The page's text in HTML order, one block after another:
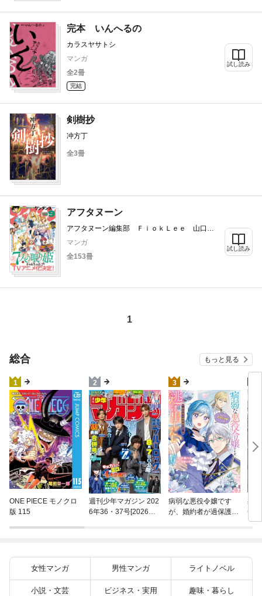
完本 いんへるの
カラスヤサトシ
マンガ
全2冊
完結
試し読み
剣樹抄
冲方丁
全3冊
アフタヌーン
アフタヌーン編集部 ＦｉｏｋＬｅｅ 山口つ
ばさ 城戸志保 ヨシダ。 陶延リュウ 石川
島康介 やながわけんじ 百瀬祐一郎 星河シ
安藤正基 太田ごう カラスヤサトシ
マンガ
全153冊
試し読み
1
総合 もっと見る
1
ONE PIECE モノクロ
版 115
2
週刊少年マガジン 202
6年36・37号[2026年8
3
病弱な悪役令嬢です
が、婚約者が過保護す
異
(22)
女性マンガ 男性マンガ ライトノベル
小説・文芸 ビジネス・実用 趣味・暮らし